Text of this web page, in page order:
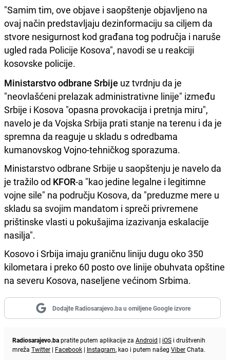
"Samim tim, ove objave i saopštenje objavljeno na
ovaj način predstavljaju dezinformaciju sa ciljem da
stvore nesigurnost kod građana tog područja i naruše
ugled rada Policije Kosova", navodi se u reakciji
kosovske policije.
Ministarstvo odbrane Srbije uz tvrdnju da je
"neovlašćeni prelazak administrativne linije" između
Srbije i Kosova "opasna provokacija i pretnja miru",
navelo je da Vojska Srbija prati stanje na terenu i da je
spremna da reaguje u skladu s odredbama
kumanovskog Vojno-tehničkog sporazuma.
Ministarstvo odbrane Srbije u saopštenju je navelo da
je tražilo od KFOR-a "kao jedine legalne i legitimne
vojne sile" na području Kosova, da "preduzme mere u
skladu sa svojim mandatom i spreči privremene
prištinske vlasti u pokušajima izazivanja eskalacije
nasilja".
Kosovo i Srbija imaju graničnu liniju dugu oko 350
kilometara i preko 60 posto ove linije obuhvata opštine
na severu Kosova, naseljene većinom Srbima.
Dodajte Radiosarajevo.ba u omiljene Google izvore
Radiosarajevo.bapratite putem aplikacije za Android | iOS i društvenih
mreža Twitter | Facebook | Instagram, kao i putem našeg ViberChata.